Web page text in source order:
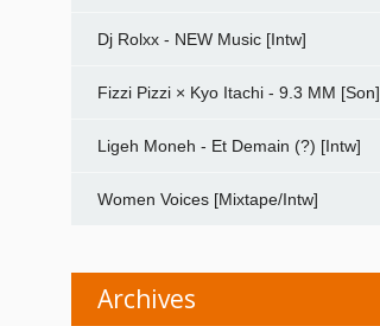
Dj Rolxx - NEW Music [Intw]
Fizzi Pizzi × Kyo Itachi - 9.3 MM [Son]
Ligeh Moneh - Et Demain (?) [Intw]
Women Voices [Mixtape/Intw]
Archives